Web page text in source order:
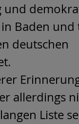
und
Baden und
deutschen
allerdings
Liste